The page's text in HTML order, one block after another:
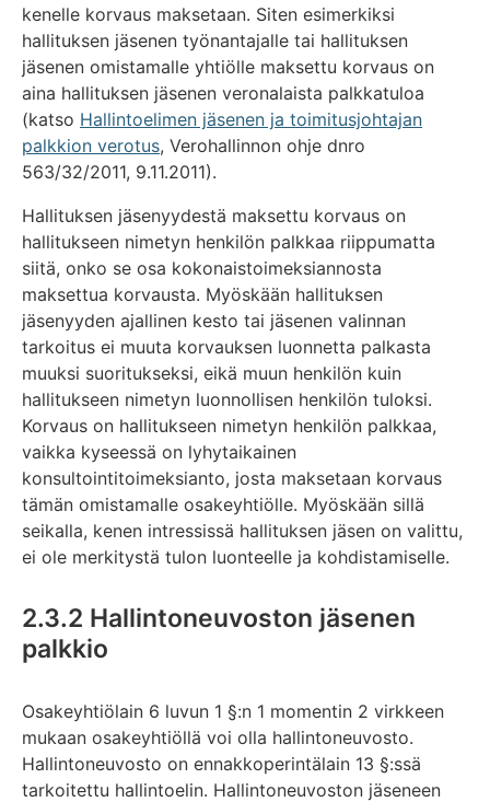
kenelle korvaus maksetaan. Siten esimerkiksi
hallituksen jäsenen työnantajalle tai hallituksen
jäsenen omistamalle yhtiölle maksettu korvaus on
aina hallituksen jäsenen veronalaista palkkatuloa
(katso Hallintoelimen jäsenen ja toimitusjohtajan
palkkion verotus, Verohallinnon ohje dnro
563/32/2011, 9.11.2011).
Hallituksen jäsenyydestä maksettu korvaus on
hallitukseen nimetyn henkilön palkkaa riippumatta
siitä, onko se osa kokonaistoimeksiannosta
maksettua korvausta. Myöskään hallituksen
jäsenyyden ajallinen kesto tai jäsenen valinnan
tarkoitus ei muuta korvauksen luonnetta palkasta
muuksi suoritukseksi, eikä muun henkilön kuin
hallitukseen nimetyn luonnollisen henkilön tuloksi.
Korvaus on hallitukseen nimetyn henkilön palkkaa,
vaikka kyseessä on lyhytaikainen
konsultointitoimeksianto, josta maksetaan korvaus
tämän omistamalle osakeyhtiölle. Myöskään sillä
seikalla, kenen intressissä hallituksen jäsen on valittu,
ei ole merkitystä tulon luonteelle ja kohdistamiselle.
2.3.2 Hallintoneuvoston jäsenen
palkkio
Osakeyhtiölain 6 luvun 1 §:n 1 momentin 2 virkkeen
mukaan osakeyhtiöllä voi olla hallintoneuvosto.
Hallintoneuvosto on ennakkoperintälain 13 §:ssä
tarkoitettu hallintoelin. Hallintoneuvoston jäseneen